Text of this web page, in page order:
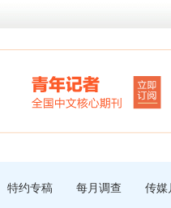
特约专稿 每月调查 传媒